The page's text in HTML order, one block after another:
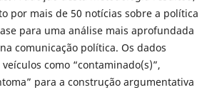
por mais de 50 notícias sobre a política
para uma análise mais aprofundada
comunicação política. Os dados
como “contaminado(s)”,
para a construção argumentativa